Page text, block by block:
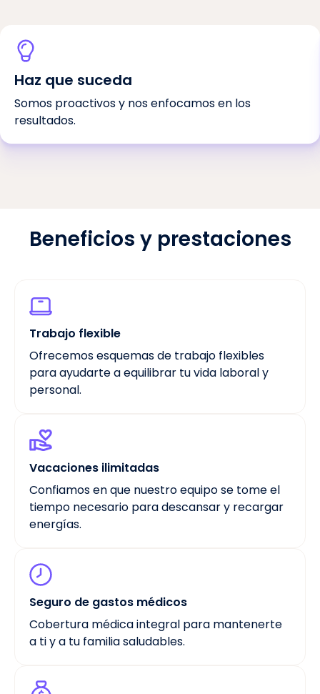
Haz que suceda
Somos proactivos y nos enfocamos en los
resultados.
Beneficios y prestaciones
Trabajo flexible
Ofrecemos esquemas de trabajo flexibles
para ayudarte a equilibrar tu vida laboral y
personal.
Vacaciones ilimitadas
Confiamos en que nuestro equipo se tome el
tiempo necesario para descansar y recargar
energías.
Seguro de gastos médicos
Cobertura médica integral para mantenerte
a ti y a tu familia saludables.